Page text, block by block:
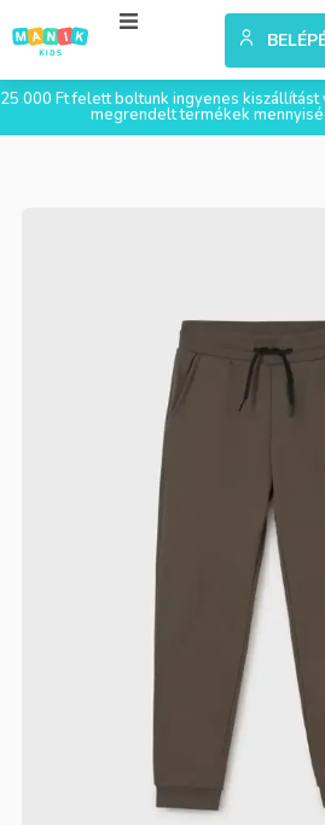
25 000 Ft felett boltunk ingyenes
megrendelt termékek